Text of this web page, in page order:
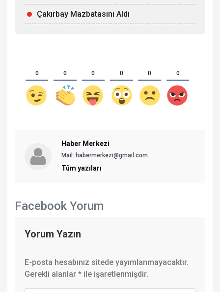
Çakırbay Mazbatasını Aldı
0 0 0 0 0 0
Haber Merkezi
Mail: habermerkezi@gmail.com
Tüm yazıları
Facebook Yorum
Yorum Yazın
E-posta hesabınız sitede yayımlanmayacaktır.
Gerekli alanlar * ile işaretlenmişdir.